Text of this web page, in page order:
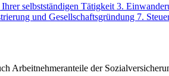
selbstständigen Tätigkeit 3.
und Gesellschaftsgründung 7.
Arbeitnehmeranteile der